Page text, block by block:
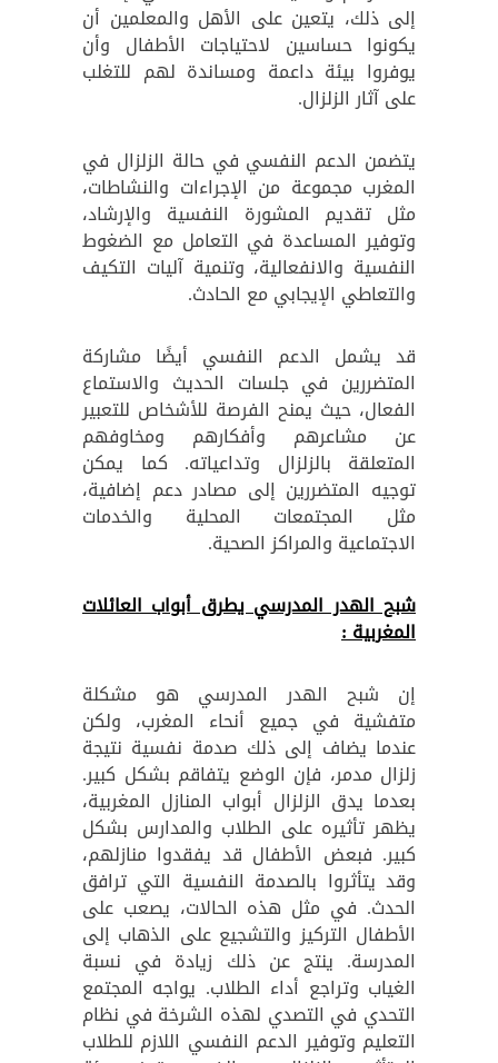
إلى ذلك، يتعين على الأهل والمعلمين أن
يكونوا حساسين لاحتياجات الأطفال وأن
يوفروا بيئة داعمة ومساندة لهم للتغلب
على آثار الزلزال.
يتضمن الدعم النفسي في حالة الزلزال في
المغرب مجموعة من الإجراءات والنشاطات،
مثل تقديم المشورة النفسية والإرشاد،
وتوفير المساعدة في التعامل مع الضغوط
النفسية والانفعالية، وتنمية آليات التكيف
والتعاطي الإيجابي مع الحادث.
قد يشمل الدعم النفسي أيضًا مشاركة
المتضررين في جلسات الحديث والاستماع
الفعال، حيث يمنح الفرصة للأشخاص للتعبير
عن مشاعرهم وأفكارهم ومخاوفهم
المتعلقة بالزلزال وتداعياته. كما يمكن
توجيه المتضررين إلى مصادر دعم إضافية،
مثل المجتمعات المحلية والخدمات
الاجتماعية والمراكز الصحية.
شبح الهدر المدرسي يطرق أبواب العائلات
المغربية:
إن شبح الهدر المدرسي هو مشكلة
متفشية في جميع أنحاء المغرب، ولكن
عندما يضاف إلى ذلك صدمة نفسية نتيجة
زلزال مدمر، فإن الوضع يتفاقم بشكل كبير.
بعدما يدق الزلزال أبواب المنازل المغربية،
يظهر تأثيره على الطلاب والمدارس بشكل
كبير. فبعض الأطفال قد يفقدوا منازلهم،
وقد يتأثروا بالصدمة النفسية التي ترافق
الحدث. في مثل هذه الحالات، يصعب على
الأطفال التركيز والتشجيع على الذهاب إلى
المدرسة. ينتج عن ذلك زيادة في نسبة
الغياب وتراجع أداء الطلاب. يواجه المجتمع
التحدي في التصدي لهذه الشرخة في نظام
التعليم وتوفير الدعم النفسي اللازم للطلاب